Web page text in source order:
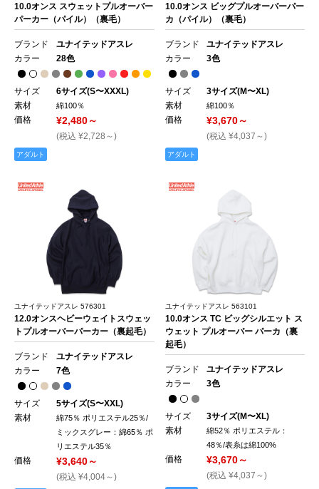
10.0オンス スウェットプルオーバー
パーカー（パイル）（裏毛）
ブランド
ユナイテッドアスレ
カラー
28色
サイズ
6サイズ(S〜XXXL)
素材
綿100％
価格 ¥2,480～
(税込 ¥2,728～)
アダルト
10.0オンス ビッグプルオーバーパー
カ（パイル）（裏毛）
ブランド
ユナイテッドアスレ
カラー
3色
サイズ
3サイズ(M〜XL)
素材
綿100％
価格 ¥3,670～
(税込 ¥4,037～)
アダルト
ユナイテッドアスレ 576301
12.0オンスヘビーウェイトスウェッ
トプルオーバーパーカー（裏起毛）
ブランド
ユナイテッドアスレ
カラー
7色
サイズ
5サイズ(S〜XXL)
素材
綿75％ ポリエステル25％/
ミックスグレー：綿65％ ポ
リエステル35％
価格 ¥3,640～
(税込 ¥4,004～)
ユナイテッドアスレ 563101
10.0オンス TC ビッグシルエット ス
ウェット プルオーバー パーカ（裏
起毛）
ブランド
ユナイテッドアスレ
カラー
3色
サイズ
3サイズ(M〜XL)
素材
綿52％ ポリエステル：
48％/表糸は綿100%
価格 ¥3,670～
(税込 ¥4,037～)